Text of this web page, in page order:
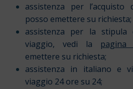
assistenza per
posso emettere su richiesta;
assistenza per la stipula
viaggio, vedi la pagina
emettere su richiesta;
assistenza in italiano e
viaggio 24 ore su 24;